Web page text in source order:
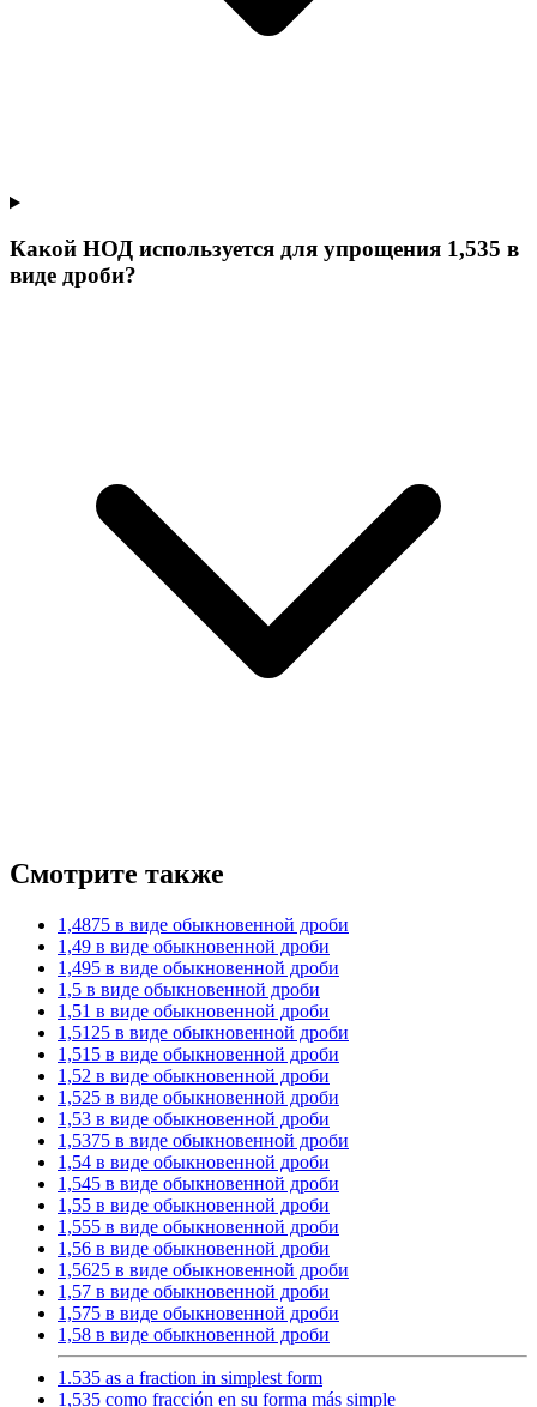
Какой НОД используется для упрощения 1,535 в
виде дроби?
Смотрите также
1,4875 в виде обыкновенной дроби
1,49 в виде обыкновенной дроби
1,495 в виде обыкновенной дроби
1,5 в виде обыкновенной дроби
1,51 в виде обыкновенной дроби
1,5125 в виде обыкновенной дроби
1,515 в виде обыкновенной дроби
1,52 в виде обыкновенной дроби
1,525 в виде обыкновенной дроби
1,53 в виде обыкновенной дроби
1,5375 в виде обыкновенной дроби
1,54 в виде обыкновенной дроби
1,545 в виде обыкновенной дроби
1,55 в виде обыкновенной дроби
1,555 в виде обыкновенной дроби
1,56 в виде обыкновенной дроби
1,5625 в виде обыкновенной дроби
1,57 в виде обыкновенной дроби
1,575 в виде обыкновенной дроби
1,58 в виде обыкновенной дроби
1.535 as a fraction in simplest form
1,535 como fracción en su forma más simple